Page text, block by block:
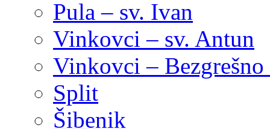
Pula – sv. Ivan
Vinkovci – sv. Antun
Vinkovci –
Split
Šibenik